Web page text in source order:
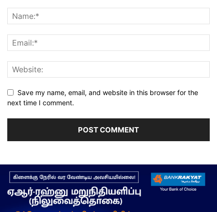
Save my name, email, and website in this browser for the
next time I comment.